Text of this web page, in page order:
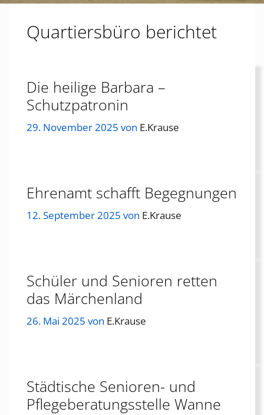
Quartiersbüro berichtet
Die heilige Barbara –
Schutzpatronin
29. November 2025 von E.Krause
Ehrenamt schafft Begegnungen
12. September 2025 von E.Krause
Schüler und Senioren retten
das Märchenland
26. Mai 2025 von E.Krause
Städtische Senioren- und
Pflegeberatungsstelle Wanne